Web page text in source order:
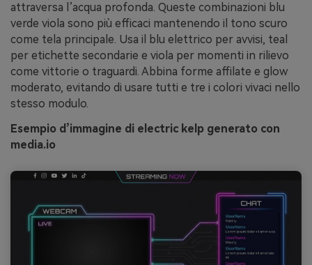
attraversa l’acqua profonda. Queste combinazioni blu
verde viola sono più efficaci mantenendo il tono scuro
come tela principale. Usa il blu elettrico per avvisi, teal
per etichette secondarie e viola per momenti in rilievo
come vittorie o traguardi. Abbina forme affilate e glow
moderato, evitando di usare tutti e tre i colori vivaci nello
stesso modulo.
Esempio d’immagine di electric kelp generato con
media.io